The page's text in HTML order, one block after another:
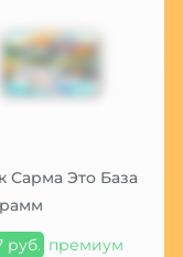
Сарма Это База
руб. премиум